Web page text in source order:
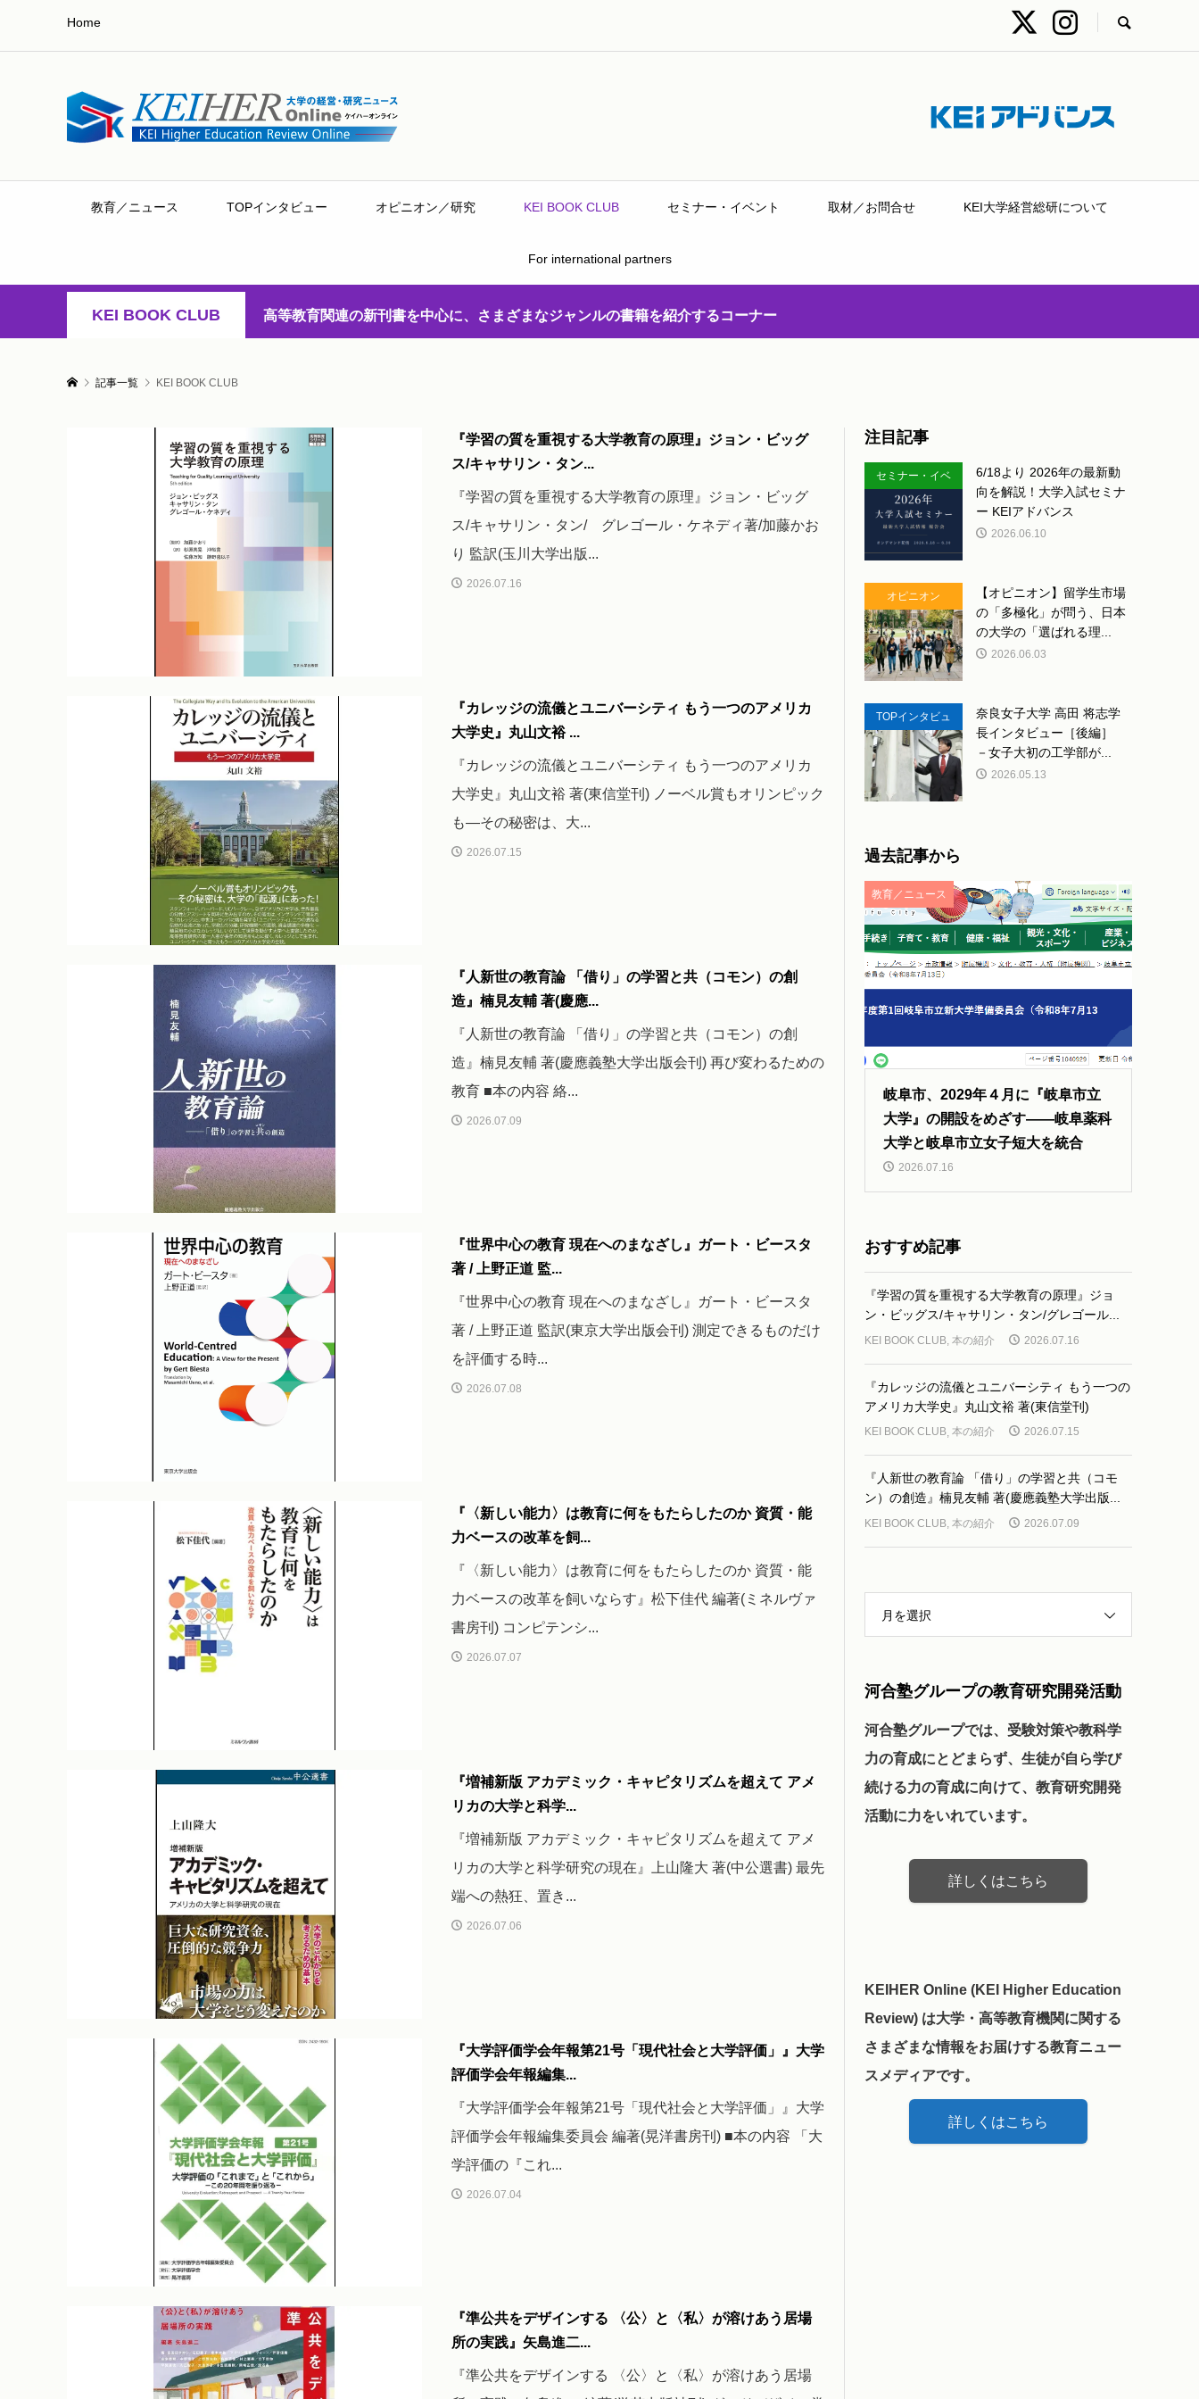
Home
教育／ニュース TOPインタビュー オピニオン／研究 KEI BOOK CLUB セミナー・イベント 取材／お問合せ KEI大学経営総研について
For international partners
KEI BOOK CLUB 高等教育関連の新刊書を中心に、さまざまなジャンルの書籍を紹介するコーナー
記事一覧 KEI BOOK CLUB
『学習の質を重視する大学教育の原理』ジョン・ビッグ
ス/キャサリン・タン...
『学習の質を重視する大学教育の原理』ジョン・ビッグ
ス/キャサリン・タン/ グレゴール・ケネディ著/加藤かお
り 監訳(玉川大学出版...
2026.07.16
『カレッジの流儀とユニバーシティ もう一つのアメリカ
大学史』丸山文裕 ...
『カレッジの流儀とユニバーシティ もう一つのアメリカ
大学史』丸山文裕 著(東信堂刊) ノーベル賞もオリンピック
も―その秘密は、大...
2026.07.15
『人新世の教育論 「借り」の学習と共（コモン）の創
造』楠見友輔 著(慶應...
『人新世の教育論 「借り」の学習と共（コモン）の創
造』楠見友輔 著(慶應義塾大学出版会刊) 再び変わるための
教育 ■本の内容 絡...
2026.07.09
『世界中心の教育 現在へのまなざし』ガート・ビースタ
著 / 上野正道 監...
『世界中心の教育 現在へのまなざし』ガート・ビースタ
著 / 上野正道 監訳(東京大学出版会刊) 測定できるものだけ
を評価する時...
2026.07.08
『〈新しい能力〉は教育に何をもたらしたのか 資質・能
力ベースの改革を飼...
『〈新しい能力〉は教育に何をもたらしたのか 資質・能
力ベースの改革を飼いならす』松下佳代 編著(ミネルヴァ
書房刊) コンピテンシ...
2026.07.07
『増補新版 アカデミック・キャピタリズムを超えて アメ
リカの大学と科学...
『増補新版 アカデミック・キャピタリズムを超えて アメ
リカの大学と科学研究の現在』上山隆大 著(中公選書) 最先
端への熱狂、置き...
2026.07.06
『大学評価学会年報第21号「現代社会と大学評価」』大学
評価学会年報編集...
『大学評価学会年報第21号「現代社会と大学評価」』大学
評価学会年報編集委員会 編著(晃洋書房刊) ■本の内容 「大
学評価の『これ...
2026.07.04
『準公共をデザインする 〈公〉と〈私〉が溶けあう居場
所の実践』矢島進二...
『準公共をデザインする 〈公〉と〈私〉が溶けあう居場
注目記事
セミナー・イベ
ント
6/18より 2026年の最新動
向を解説！大学入試セミナ
ー KEIアドバンス
2026.06.10
オピニオン
【オピニオン】留学生市場
の「多極化」が問う、日本
の大学の「選ばれる理...
2026.06.03
TOPインタビュ
ー
奈良女子大学 高田 将志学
長インタビュー［後編］
－女子大初の工学部が...
2026.05.13
過去記事から
教育／ニュース
岐阜市、2029年４月に『岐阜市立
大学』の開設をめざす――岐阜薬科
大学と岐阜市立女子短大を統合
2026.07.16
おすすめ記事
『学習の質を重視する大学教育の原理』ジョ
ン・ビッグス/キャサリン・タン/グレゴール...
KEI BOOK CLUB ,本の紹介 2026.07.16
『カレッジの流儀とユニバーシティ もう一つの
アメリカ大学史』丸山文裕 著(東信堂刊)
KEI BOOK CLUB ,本の紹介 2026.07.15
『人新世の教育論 「借り」の学習と共（コモ
ン）の創造』楠見友輔 著(慶應義塾大学出版...
KEI BOOK CLUB,本の紹介 2026.07.09
月を選択
河合塾グループの教育研究開発活動
河合塾グループでは、受験対策や教科学
力の育成にとどまらず、生徒が自ら学び
続ける力の育成に向けて、教育研究開発
活動に力をいれています。
詳しくはこちら
KEIHER Online (KEI Higher Education
Review) は大学・高等教育機関に関する
さまざまな情報をお届けする教育ニュー
スメディアです。
詳しくはこちら